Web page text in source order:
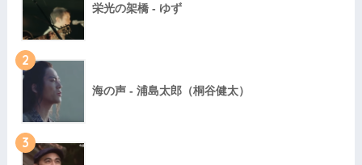
栄光の架橋 - ゆず
2
海の声 - 浦島太郎（桐谷健太）
3